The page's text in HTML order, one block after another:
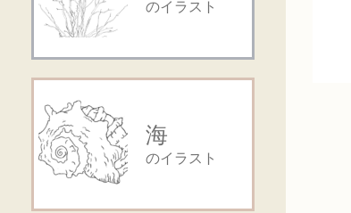
のイラスト
海
のイラスト